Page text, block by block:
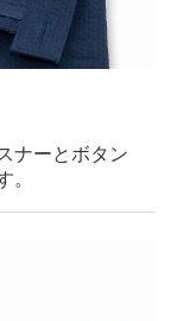
ナーとボタン
。